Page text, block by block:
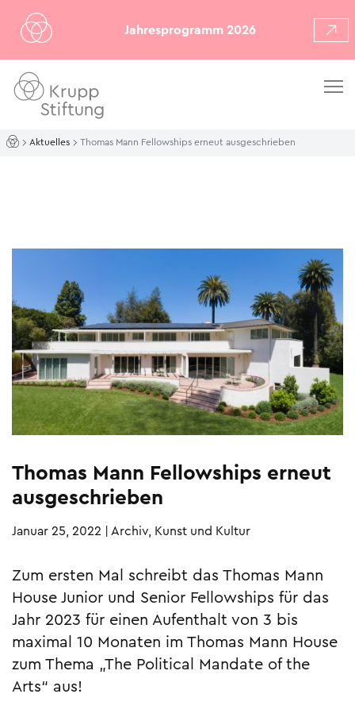
Jahresprogramm 2026
Aktuelles Thomas Mann Fellowships erneut ausgeschrieben
Thomas Mann Fellowships erneut
ausgeschrieben
Januar 25, 2022 |Archiv, Kunst und Kultur
Zum ersten Mal schreibt das Thomas Mann
House Junior und Senior Fellowships für das
Jahr 2023 für einen Aufenthalt von 3 bis
maximal 10 Monaten im Thomas Mann House
zum Thema „The Political Mandate of the
Arts“ aus!